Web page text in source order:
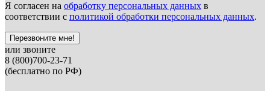
Я согласен на обработку персональных данных в
соответствии с политикой обработки персональных данных.
Перезвоните мне!
или звоните
8 (800)700-23-71
(бесплатно по РФ)